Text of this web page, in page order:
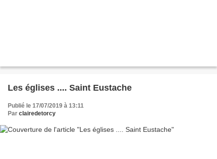
Les églises .... Saint Eustache
Publié le 17/07/2019 à 13:11
Par clairedetorcy